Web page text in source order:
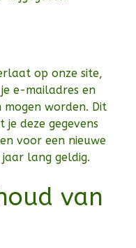
op onze site,
e-mailadres en
mogen worden. Dit
je deze gegevens
voor een nieuwe
jaar lang geldig.
van